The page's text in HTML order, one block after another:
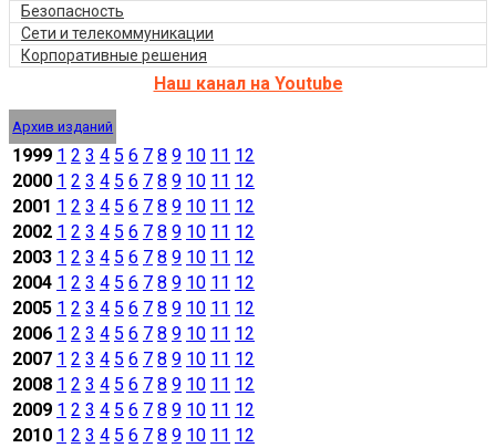
Безопасность
Сети и телекоммуникации
Корпоративные решения
Наш канал на Youtube
Архив изданий
1999 1 2 3 4 5 6 7 8 9 10 11 12
2000 1 2 3 4 5 6 7 8 9 10 11 12
2001 1 2 3 4 5 6 7 8 9 10 11 12
2002 1 2 3 4 5 6 7 8 9 10 11 12
2003 1 2 3 4 5 6 7 8 9 10 11 12
2004 1 2 3 4 5 6 7 8 9 10 11 12
2005 1 2 3 4 5 6 7 8 9 10 11 12
2006 1 2 3 4 5 6 7 8 9 10 11 12
2007 1 2 3 4 5 6 7 8 9 10 11 12
2008 1 2 3 4 5 6 7 8 9 10 11 12
2009 1 2 3 4 5 6 7 8 9 10 11 12
2010 1 2 3 4 5 6 7 8 9 10 11 12